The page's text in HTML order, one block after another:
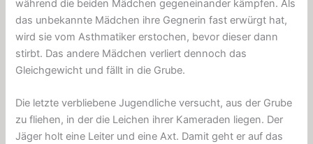
während die beiden Mädchen gegeneinander kämpfen. Als
das unbekannte Mädchen ihre Gegnerin fast erwürgt hat,
wird sie vom Asthmatiker erstochen, bevor dieser dann
stirbt. Das andere Mädchen verliert dennoch das
Gleichgewicht und fällt in die Grube.
Die letzte verbliebene Jugendliche versucht, aus der Grube
zu fliehen, in der die Leichen ihrer Kameraden liegen. Der
Jäger holt eine Leiter und eine Axt. Damit geht er auf das